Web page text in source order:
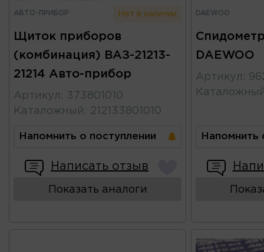
АВТО-ПРИБОР Нет в наличии
Щиток приборов
(комбинация) ВАЗ-21213-
21214 Авто-прибор
Артикул : 373801010
Каталожный : 212133801010
Напомнить о поступлении
Написать отзыв
Показать аналоги
DAEWOO
DAEWOO
Артикул :
Напомнить